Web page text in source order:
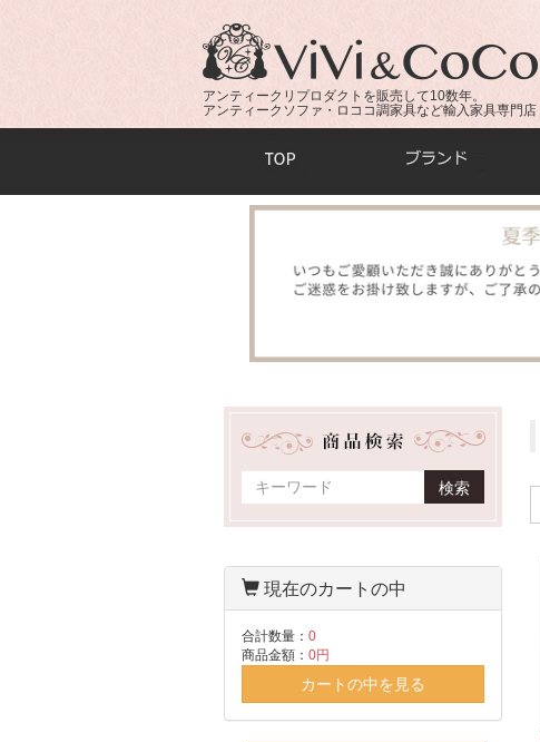
アンティークリプロダクトを販売して10数年。
アンティークソファ・ロココ調家具など輸入家具専門店
検索
現在のカートの中
合計数量：0
商品金額：0円
カートの中を見る